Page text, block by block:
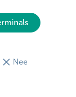
Nee